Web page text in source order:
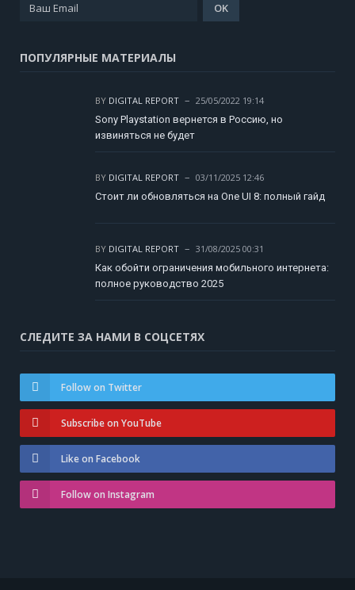
ПОПУЛЯРНЫЕ МАТЕРИАЛЫ
BY DIGITAL REPORT
25/05/2022 19:14
Sony Playstation вернется в Россию, но
извиняться не будет
BY DIGITAL REPORT
03/11/2025 12:46
Стоит ли обновляться на One UI 8: полный гайд
BY DIGITAL REPORT
31/08/2025 00:31
Как обойти ограничения мобильного интернета:
полное руководство 2025
СЛЕДИТЕ ЗА НАМИ В СОЦСЕТЯХ
Follow on Twitter
Subscribe on YouTube
Like on Facebook
Follow on Instagram